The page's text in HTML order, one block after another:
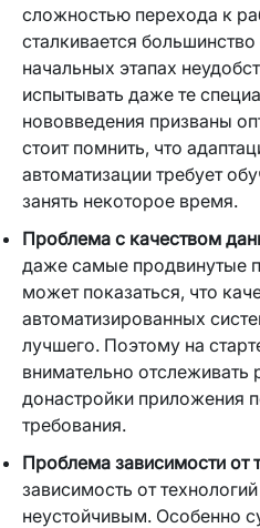
сложностью перехода к
сталкивается
начальных этапах
испытывать даже те
нововведения призваны
стоит помнить, что
автоматизации требует
занять некоторое время.
Проблема с качеством
даже самые продвинутые
может показаться, что
автоматизированных
лучшего. Поэтому на
внимательно отслеживать
донастройки приложения
требования.
Проблема зависимости от
зависимость от
неустойчивым. Особенно